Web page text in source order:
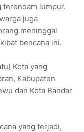
terendam lumpur.
juga
meninggal
bencana ini.
Kota yang
Kabupaten
dan Kota Bandar
yang terjadi,